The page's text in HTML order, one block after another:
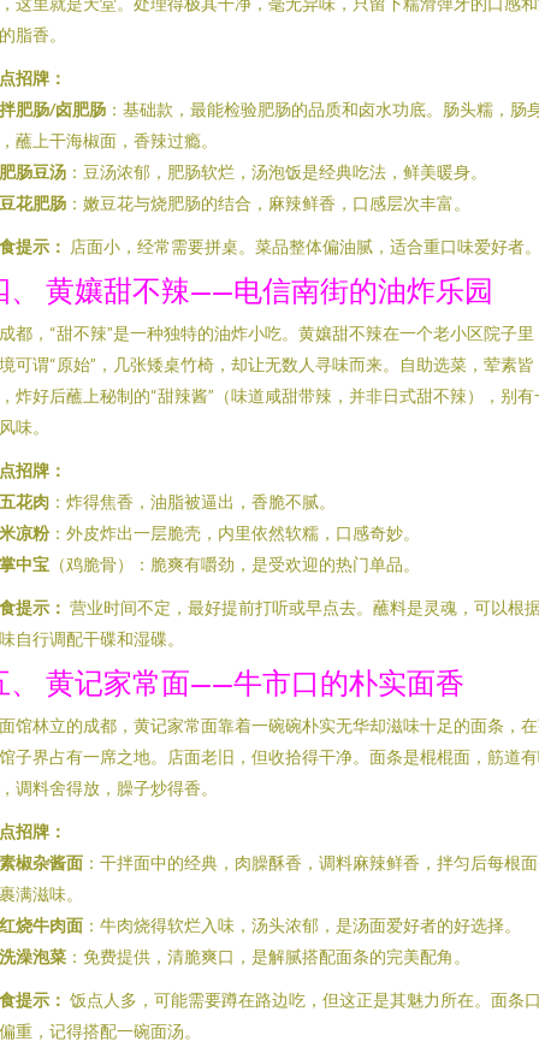
脂香。
招牌：
拌肥肠/卤肥肠 ：基础款，最能检验肥肠的品质和卤水功底。肠头糯，肠
蘸上干海椒面，香辣过瘾。
肥肠豆汤 ：豆汤浓郁，肥肠软烂，汤泡饭是经典吃法，鲜美暖身。
豆花肥肠 ：嫩豆花与烧肥肠的结合，麻辣鲜香，口感层次丰富。
提示： 店面小，经常需要拼桌。菜品整体偏油腻，适合重口味爱好者
、 黄孃甜不辣——电信南街的油炸乐园
都，“甜不辣”是一种独特的油炸小吃。黄孃甜不辣在一个老小区院子里
可谓“原始”，几张矮桌竹椅，却让无数人寻味而来。自助选菜，荤素皆
炸好后蘸上秘制的“甜辣酱”（味道咸甜带辣，并非日式甜不辣），别有
味。
招牌：
五花肉 ：炸得焦香，油脂被逼出，香脆不腻。
米凉粉：外皮炸出一层脆壳，内里依然软糯，口感奇妙。
掌中宝 （鸡脆骨）：脆爽有嚼劲，是受欢迎的热门单品。
提示： 营业时间不定，最好提前打听或早点去。蘸料是灵魂，可以根
自行调配干碟和湿碟。
、 黄记家常面——牛市口的朴实面香
馆林立的成都，黄记家常面靠着一碗碗朴实无华却滋味十足的面条，
子界占有一席之地。店面老旧，但收拾得干净。面条是棍棍面，筋道
调料舍得放，臊子炒得香。
招牌：
素椒杂酱面 ：干拌面中的经典，肉臊酥香，调料麻辣鲜香，拌匀后每根
满滋味。
红烧牛肉面 ：牛肉烧得软烂入味，汤头浓郁，是汤面爱好者的好选择。
洗澡泡菜 ：免费提供，清脆爽口，是解腻搭配面条的完美配角。
提示： 饭点人多，可能需要蹲在路边吃，但这正是其魅力所在。面条
重，记得搭配一碗面汤。